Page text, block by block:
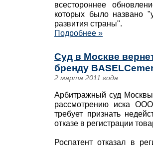
всестороннее
которых было названо
развития страны".
Подробнее »
Суд в Москве
бренду
2 марта 2011 года
Арбитражный суд
рассмотрению иска
требует признать
отказе в регистрации
Роспатент отказал в